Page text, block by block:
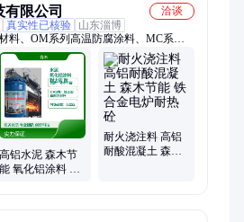
限公司
洽谈
真实性已核验
山东淄博
料、OM系列高温防腐涂料、MC系列
耐火砖、耐火浇注料、烟囱耐热防腐材
高铝水泥 森木节
能 氧化铝涂料 耐
耐火浇注料 高铝
耐酸混凝土 森木